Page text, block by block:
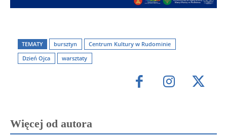
TEMATY bursztyn
Centrum Kultury w Rudominie
Dzień Ojca
warsztaty
Więcej od autora